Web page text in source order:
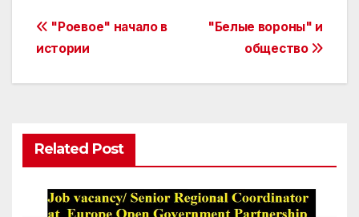
Post
navigation
"Белые вороны" и
общество
"Роевое" начало в
истории
Related Post